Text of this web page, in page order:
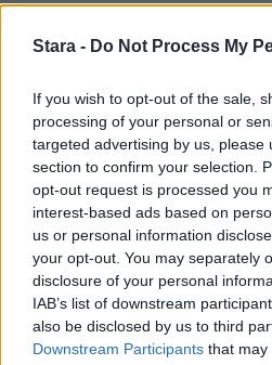
Stara - Do Not Process My
If you wish to opt-out of the sale,
processing of your personal or
targeted advertising by us, please
section to confirm your selection.
opt-out request is processed you
interest-based ads based on
us or personal information
your opt-out. You may separately
disclosure of your personal
IAB’s list of downstream
also be disclosed by us to third
Downstream Participants that may